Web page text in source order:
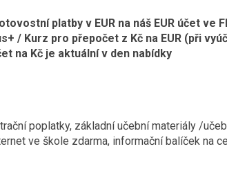
platby v EUR na náš EUR účet
/ Kurz pro přepočet z Kč na EUR (při
na Kč je aktuální v den nabídky
poplatky, základní učební materiály /
ve škole zdarma, informační balíček na